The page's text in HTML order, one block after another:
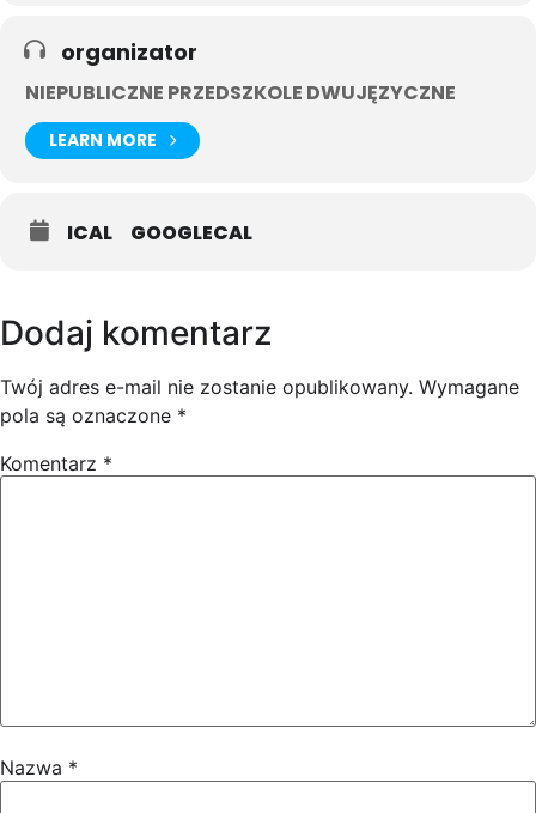
organizator
NIEPUBLICZNE PRZEDSZKOLE DWUJĘZYCZNE
LEARN MORE
ICAL GOOGLECAL
Dodaj komentarz
Twój adres e-mail nie zostanie opublikowany. Wymagane
pola są oznaczone *
Komentarz *
Nazwa *